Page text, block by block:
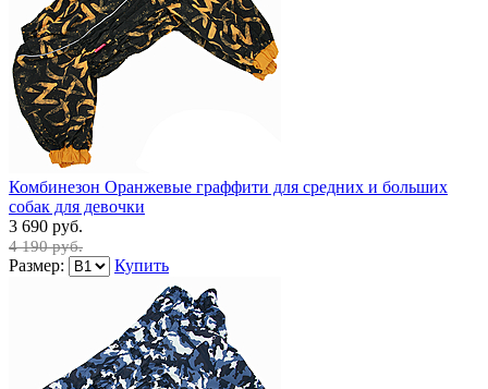
Комбинезон Оранжевые граффити для средних и больших
собак для девочки
3 690 руб.
4 190 руб.
Размер: Купить